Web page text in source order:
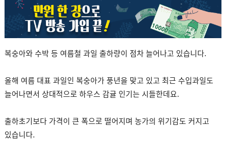
복숭아와 수박 등 여름철 과일 출하량이 점차 늘어나고 있습니다.
올해 여름 대표 과일인 복숭아가 풍년을 맞고 있고 최근 수입과일도
늘어나면서 상대적으로 하우스 감귤 인기는 시들한데요.
출하초기보다 가격이 큰 폭으로 떨어지며 농가의 위기감도 커지고
있습니다.